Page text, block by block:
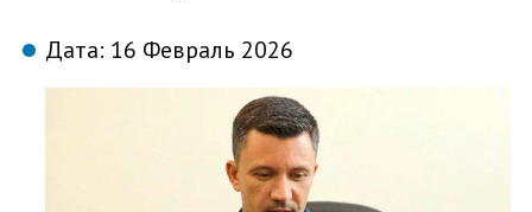
Дата: 16 Февраль 2026